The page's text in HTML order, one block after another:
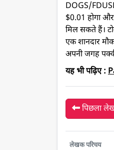
DOGS/
$0.01 होगा
मिल सकते हैं।
एक शानदार
अपनी जगह
यह भी पढ़िए :
पिछला
लेखक परिचय